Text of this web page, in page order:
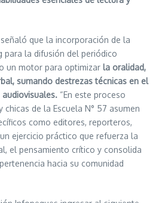
que la incorporación de la
para la difusión del periódico
un motor para optimizar la oralidad,
sumando destrezas técnicas en el
“En este proceso
de la Escuela N° 57 asumen
como editores, reporteros,
ejercicio práctico que refuerza la
el pensamiento crítico y consolida
hacia su comunidad